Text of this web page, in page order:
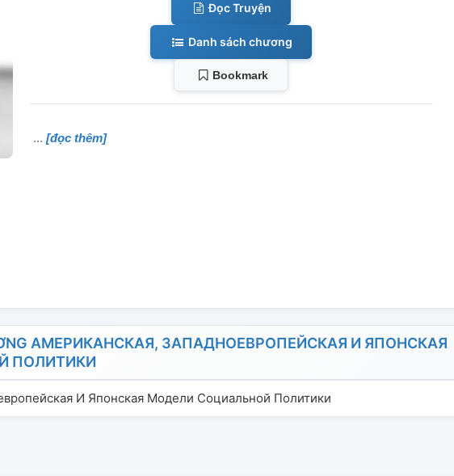
Đọc Truyện
Danh sách chương
Bookmark
[đọc thêm]
АМЕРИКАНСКАЯ, ЗАПАДНОЕВРОПЕЙСКАЯ И ЯПОНСКАЯ
ПОЛИТИКИ
И Японская Модели Социальной Политики